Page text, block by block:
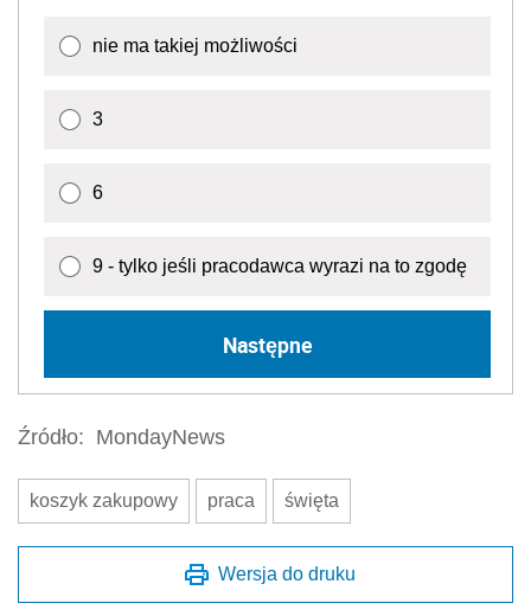
nie ma takiej możliwości
3
6
9 - tylko jeśli pracodawca wyrazi na to zgodę
Następne
Źródło: MondayNews
koszyk zakupowy praca święta
Wersja do druku